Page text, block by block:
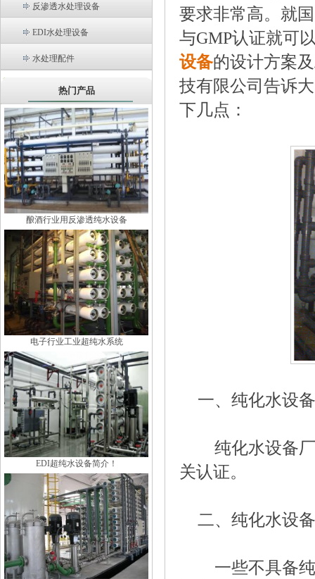
反渗透水处理设备
EDI水处理设备
水处理配件
热门产品
酿酒行业用反渗透纯水设备
电子行业工业超纯水系统
EDI超纯水设备简介！
要求非常高。就
与GMP认证就可
设备的设计方案
技有限公司告诉
下几点：
一、纯化水设
纯化水设备
关认证。
二、纯化水设
一些不具备